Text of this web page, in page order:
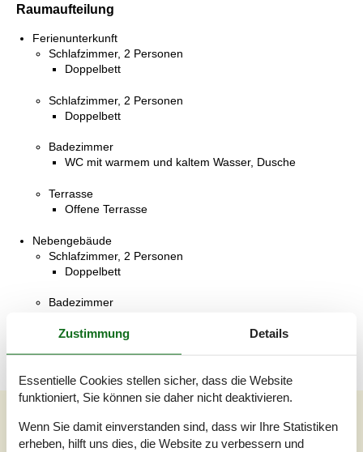
Raumaufteilung
Ferienunterkunft
Schlafzimmer, 2 Personen
Doppelbett
Schlafzimmer, 2 Personen
Doppelbett
Badezimmer
WC mit warmem und kaltem Wasser, Dusche
Terrasse
Offene Terrasse
Nebengebäude
Schlafzimmer, 2 Personen
Doppelbett
Badezimmer
Unsere Gästebewertungen Externe Bewertungen
Zustimmung Details
Essentielle Cookies stellen sicher, dass die Website
funktioniert, Sie können sie daher nicht deaktivieren.
Wenn Sie damit einverstanden sind, dass wir Ihre Statistiken
erheben, hilft uns dies, die Website zu verbessern und